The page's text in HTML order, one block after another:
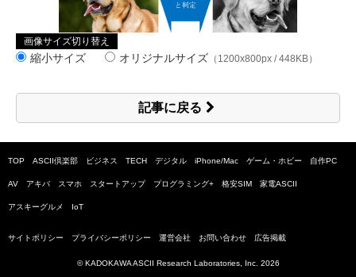
画像サイズ切り替え
縮小サイズ オリジナルサイズ （1200x800px / 448KB）
記事に戻る
TOP ASCII倶楽部 ビジネス TECH デジタル iPhone/Mac ゲーム・ホビー 自作PC
AV アキバ スマホ スタートアップ プログラミング+ 格安SIM 家電ASCII
アスキーグルメ IoT
サイトポリシー プライバシーポリシー 運営会社 お問い合わせ 広告掲載
© KADOKAWA ASCII Research Laboratories, Inc. 2026